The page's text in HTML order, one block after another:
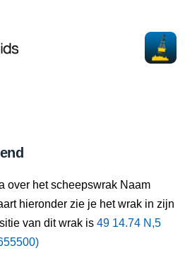
over het scheepswrak Naam
hieronder zie je het wrak in zijn
van dit wrak is 49 14.74 N,5